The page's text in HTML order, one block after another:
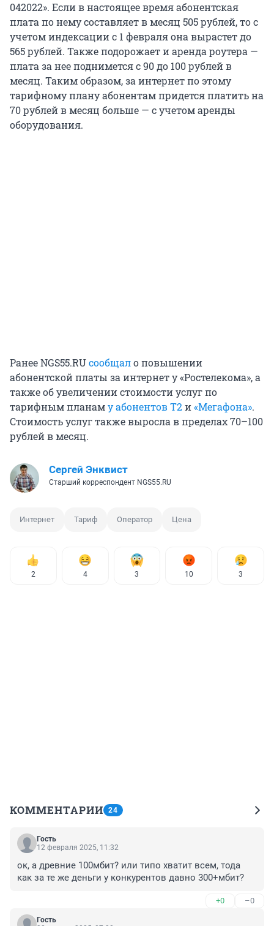
042022». Если в настоящее время абонентская
плата по нему составляет в месяц 505 рублей, то с
учетом индексации с 1 февраля она вырастет до
565 рублей. Также подорожает и аренда роутера —
плата за нее поднимется с 90 до 100 рублей в
месяц. Таким образом, за интернет по этому
тарифному плану абонентам придется платить на
70 рублей в месяц больше — с учетом аренды
оборудования.
Ранее NGS55.RUсообщало повышении
абонентской платы за интернет у «Ростелекома», а
также об увеличении стоимости услуг по
тарифным планаму абонентов Т2и«Мегафона».
Стоимость услуг также выросла в пределах 70–100
рублей в месяц.
Сергей Энквист
Старший корреспондент NGS55.RU
Интернет Тариф Оператор Цена
2 4 3 10 3
КОММЕНТАРИИ 24
Гость
12 февраля 2025, 11:32
ок, а древние 100мбит? или типо хватит всем, тода
как за те же деньги у конкурентов давно 300+мбит?
+0 –0
Гость